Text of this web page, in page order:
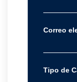
Correo
Tipo de